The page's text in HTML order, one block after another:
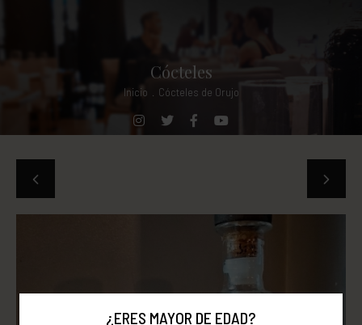
Cócteles
Inicio Cócteles de Orujo
¿ERES MAYOR DE EDAD?